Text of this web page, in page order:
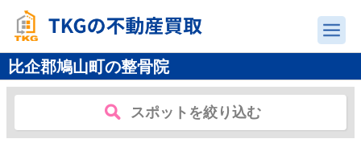
比企郡鳩山町の整骨院
スポットを絞り込む